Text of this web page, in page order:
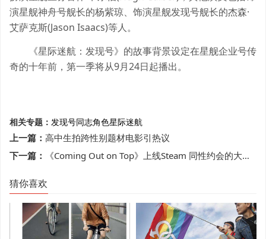
演星舰神舟号舰长的杨紫琼、饰演星舰发现号舰长的杰森·
艾萨克斯(Jason Isaacs)等人。
《星际迷航：发现号》的故事背景设定在星舰企业号传
奇的十年前，第一季将从9月24日起播出。
相关专题： 发现号同志角色星际迷航
上一篇： 高中生拍跨性别题材电影引热议
下一篇：
《Coming Out on Top》上线Steam 同性约会的大作战
猜你喜欢